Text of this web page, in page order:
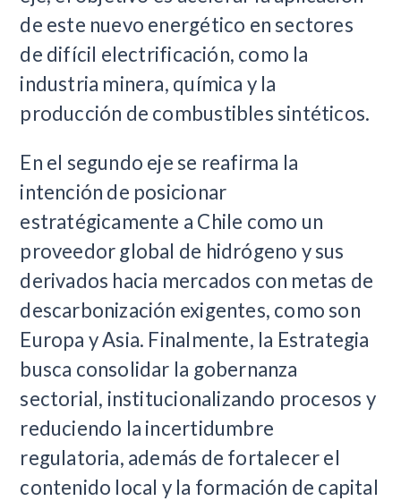
de este nuevo energético en sectores
de difícil electrificación, como la
industria minera, química y la
producción de combustibles sintéticos.
En el segundo eje se reafirma la
intención de posicionar
estratégicamente a Chile como un
proveedor global de hidrógeno y sus
derivados hacia mercados con metas de
descarbonización exigentes, como son
Europa y Asia. Finalmente, la Estrategia
busca consolidar la gobernanza
sectorial, institucionalizando procesos y
reduciendo la incertidumbre
regulatoria, además de fortalecer el
contenido local y la formación de capital